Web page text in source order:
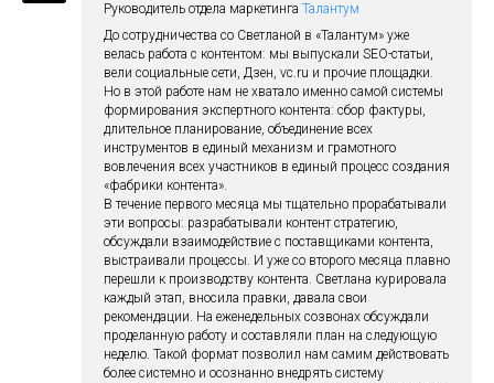
Руководитель отдела маркетинга Талантум
До сотрудничества со Светланой в «Талантум» уже
велась работа с контентом: мы выпускали SEO-статьи,
вели социальные сети, Дзен, vc.ru и прочие площадки.
Но в этой работе нам не хватало именно самой системы
формирования экспертного контента: сбор фактуры,
длительное планирование, объединение всех
инструментов в единый механизм и грамотного
вовлечения всех участников в единый процесс создания
«фабрики контента».
В течение первого месяца мы тщательно прорабатывали
эти вопросы: разрабатывали контент стратегию,
обсуждали взаимодействие с поставщиками контента,
выстраивали процессы. И уже со второго месяца плавно
перешли к производству контента. Светлана курировала
каждый этап, вносила правки, давала свои
рекомендации. На еженедельных созвонах обсуждали
проделанную работу и составляли план на следующую
неделю. Такой формат позволил нам самим действовать
более системно и осознанно внедрять систему